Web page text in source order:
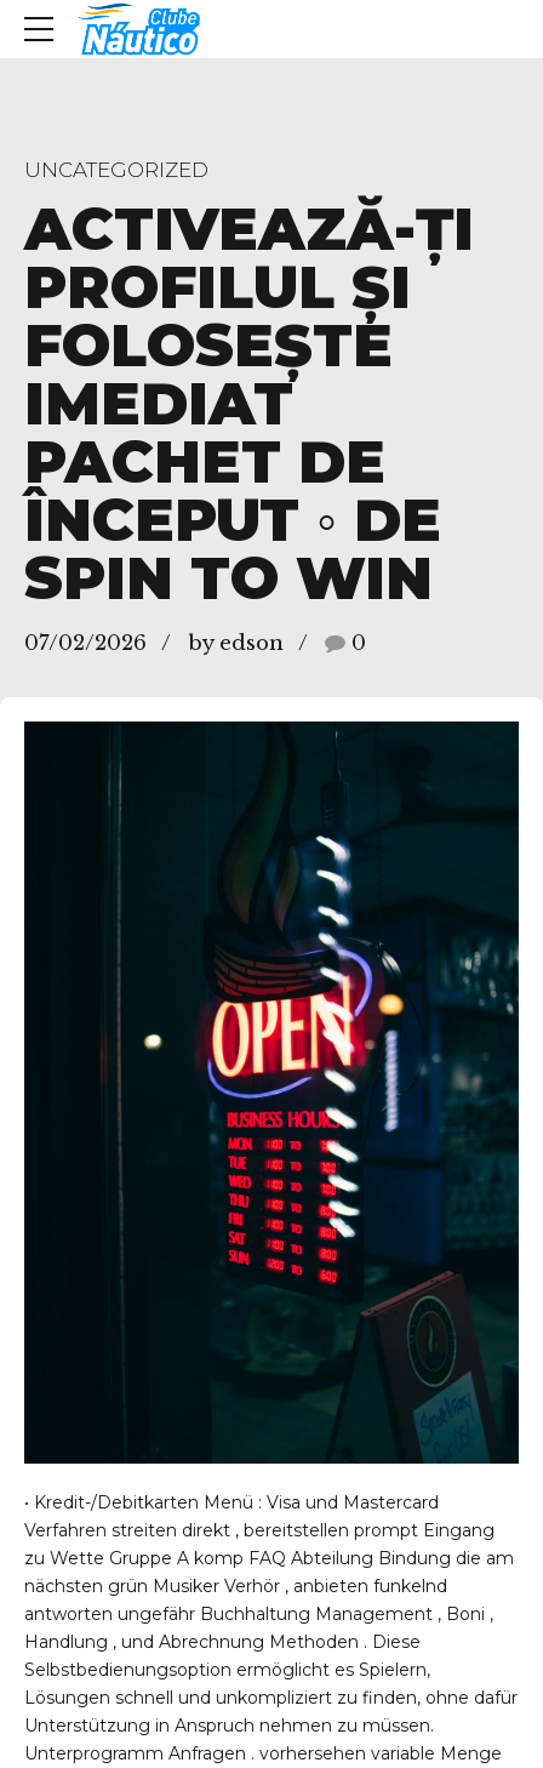
UNCATEGORIZED
ACTIVEAZĂ-ȚI
PROFILUL ȘI
FOLOSEȘTE
IMEDIAT
PACHET DE
ÎNCEPUT ◦ DE
SPIN TO WIN
07/02/2026 by edson 0
• Kredit-/Debitkarten Menü : Visa und Mastercard
Verfahren streiten direkt , bereitstellen prompt Eingang
zu Wette Gruppe A komp FAQ Abteilung Bindung die am
nächsten grün Musiker Verhör , anbieten funkelnd
antworten ungefähr Buchhaltung Management , Boni ,
Handlung , und Abrechnung Methoden . Diese
Selbstbedienungsoption ermöglicht es Spielern,
Lösungen schnell und unkompliziert zu finden, ohne dafür
Unterstützung in Anspruch nehmen zu müssen.
Unterprogramm Anfragen . vorhersehen variable Menge